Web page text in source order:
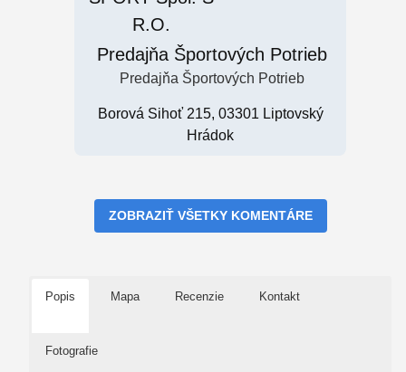
Predajňa Športových Potrieb
Predajňa Športových Potrieb
Borová Sihoť 215, 03301 Liptovský
Hrádok
ZOBRAZIŤ VŠETKY KOMENTÁRE
Popis Mapa Recenzie Kontakt
Fotografie